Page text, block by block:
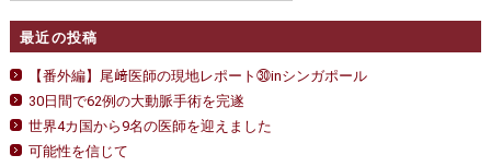
外来予約をされた方へ
採用・医療関係の方へ
私どもの特色 治療目的と治療対象
最近の投稿
【番外編】尾﨑医師の現地レポート㉚inシンガポール
30日間で62例の大動脈手術を完遂
世界4カ国から9名の医師を迎えました
可能性を信じて